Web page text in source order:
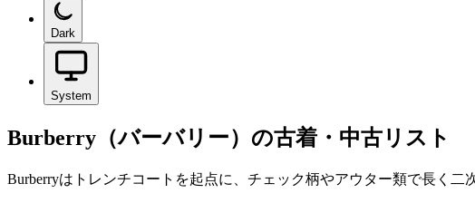
Dark
System
Burberry（バーバリー） の古着・中古リスト
Burberryはトレンチコートを起点に、チェック柄やアウター類で長く